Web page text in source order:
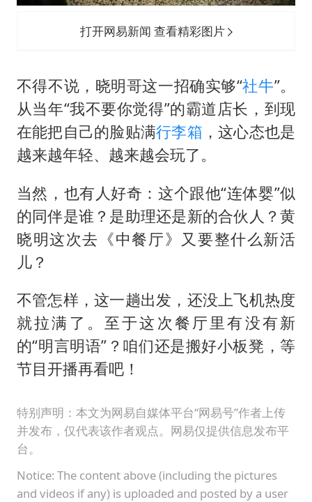
打开网易新闻 查看精彩图片
不得不说，晓明哥这一招确实够“社牛”。
从当年“我不要你觉得”的霸道店长，到现
在能把自己的脸贴满行李箱 ，这心态也是
越来越年轻、越来越会玩了。
当然，也有人好奇：这个跟他“连体婴”似
的同伴是谁？是助理还是新的合伙人？黄
晓明这次去《中餐厅》又要整什么新活
儿？
不管怎样，这一趟出发，还没上飞机热度
就拉满了。至于这次餐厅里有没有新
的“明言明语”？咱们还是搬好小板凳，等
节目开播再看吧！
特别声明：本文为网易自媒体平台“网易号”作者上传
并发布，仅代表该作者观点。网易仅提供信息发布平
台。
Notice: The content above (including the pictures
and videos if any) is uploaded and posted by a user